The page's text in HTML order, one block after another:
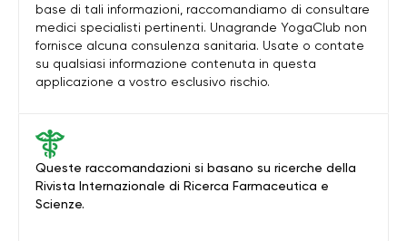
Queste raccomandazioni si basano su ricerche della
Rivista Internazionale di Ricerca Farmaceutica e
Scienze.
base di tali informazioni, raccomandiamo di consultare
medici specialisti pertinenti. Unagrande YogaClub non
fornisce alcuna consulenza sanitaria. Usate o contate
su qualsiasi informazione contenuta in questa
applicazione a vostro esclusivo rischio.